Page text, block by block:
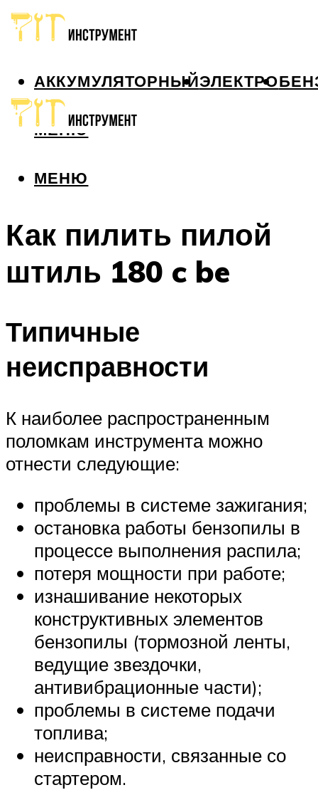
АККУМУЛЯТОРНЫЙЭЛЕКТРО
МЕНЮ
МЕНЮ
Как пилить пилой
штиль 180 c be
Типичные
неисправности
К наиболее распространенным
поломкам инструмента можно
отнести следующие:
проблемы в системе зажигания;
остановка работы бензопилы в
процессе выполнения распила;
потеря мощности при работе;
изнашивание некоторых
конструктивных элементов
бензопилы (тормозной ленты,
ведущие звездочки,
антивибрационные части);
проблемы в системе подачи
топлива;
неисправности, связанные со
стартером.